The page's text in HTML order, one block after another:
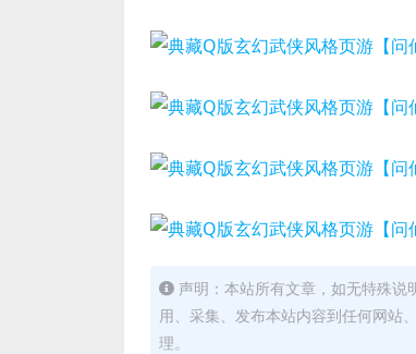
声明：本站所有文章，如无特殊
用、采集、发布本站内容到任何网站
理。